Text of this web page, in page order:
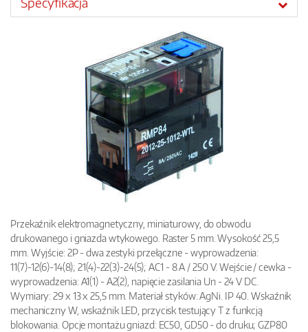
Przekaźnik elektromagnetyczny, miniaturowy, do obwodu
drukowanego i gniazda wtykowego. Raster 5 mm. Wysokość 25,5
mm. Wyjście: 2P - dwa zestyki przełączne - wyprowadzenia:
11(7)-12(6)-14(8); 21(4)-22(3)-24(5); AC1 - 8 A / 250 V. Wejście / cewka -
wyprowadzenia: A1(1) - A2(2), napięcie zasilania Un - 24 V DC.
Wymiary: 29 x 13 x 25,5 mm. Materiał styków: AgNi. IP 40. Wskaźnik
mechaniczny W, wskaźnik LED, przycisk testujący T z funkcją
blokowania. Opcje montażu gniazd: EC50, GD50 - do druku; GZP80